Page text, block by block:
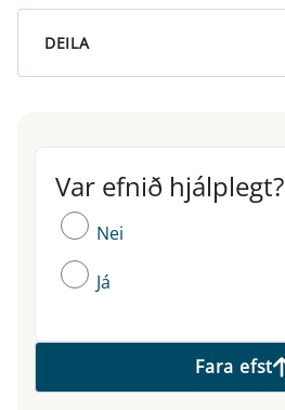
DEILA
Var efnið hjálplegt?
Var efnið hjálplegt?
Nei
Já
Fara efst